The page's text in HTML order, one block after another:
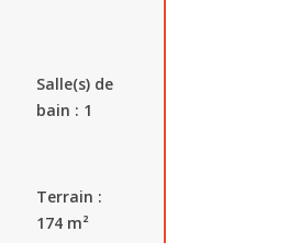
Salle(s) de
bain : 1
Terrain :
174 m²